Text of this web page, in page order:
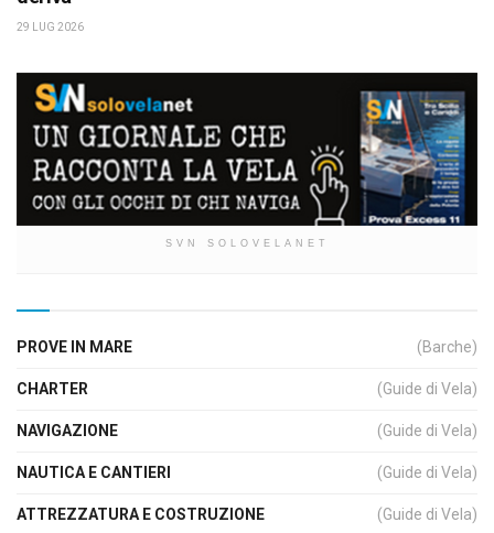
29 LUG 2026
SVN SOLOVELANET
PROVE IN MARE (Barche)
CHARTER (Guide di Vela)
NAVIGAZIONE (Guide di Vela)
NAUTICA E CANTIERI (Guide di Vela)
ATTREZZATURA E COSTRUZIONE (Guide di Vela)